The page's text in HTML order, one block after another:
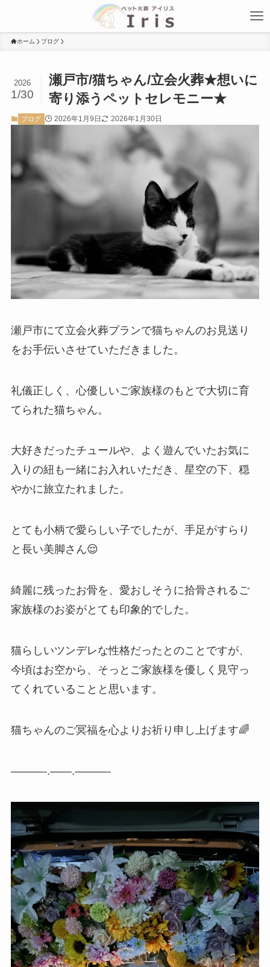
ホーム ブログ
瀬戸市/猫ちゃん/立会火葬★想いに
寄り添うペットセレモニー★
2026
1/30
ブログ 2026年1月9日 2026年1月30日
瀬戸市にて立会火葬プランで猫ちゃんのお見送り
をお手伝いさせていただきました。
礼儀正しく、心優しいご家族様のもとで大切に育
てられた猫ちゃん。
大好きだったチュールや、よく遊んでいたお気に
入りの紐も一緒にお入れいただき、星空の下、穏
やかに旅立たれました。
とても小柄で愛らしい子でしたが、手足がすらり
と長い美脚さん😌
綺麗に残ったお骨を、愛おしそうに拾骨されるご
家族様のお姿がとても印象的でした。
猫らしいツンデレな性格だったとのことですが、
今頃はお空から、そっとご家族様を優しく見守っ
てくれていることと思います。
猫ちゃんのご冥福を心よりお祈り申し上げます🌈
———-.——.———-